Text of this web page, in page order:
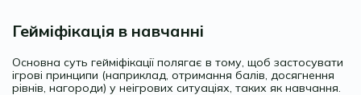
Гейміфікація в навчанні
Основна суть гейміфікації полягає в тому, щоб застосувати
ігрові принципи (наприклад, отримання балів, досягнення
рівнів, нагороди) у неігрових ситуаціях, таких як навчання.